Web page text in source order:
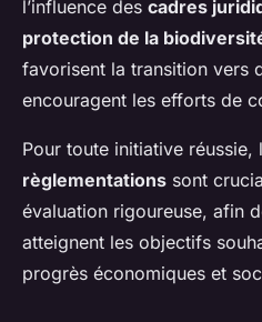
l’influence des cadres
protection de la
favorisent la transition vers
encouragent les efforts de
Pour toute initiative réussie,
règlementations sont
évaluation rigoureuse, afin
atteignent les objectifs
progrès économiques et